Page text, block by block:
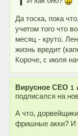
Да тоска, пока
учетом того что
месяц - круто.
жизнь вредит
Короче, с июля
Вирусное СЕО
подписался на
А что,
фришные акки? И